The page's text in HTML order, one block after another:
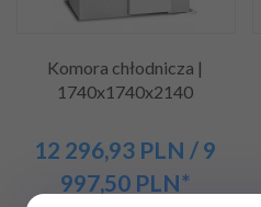
Komora chłodnicza |
1740x1740x2140
12 296,93 PLN / 9
997,50 PLN*